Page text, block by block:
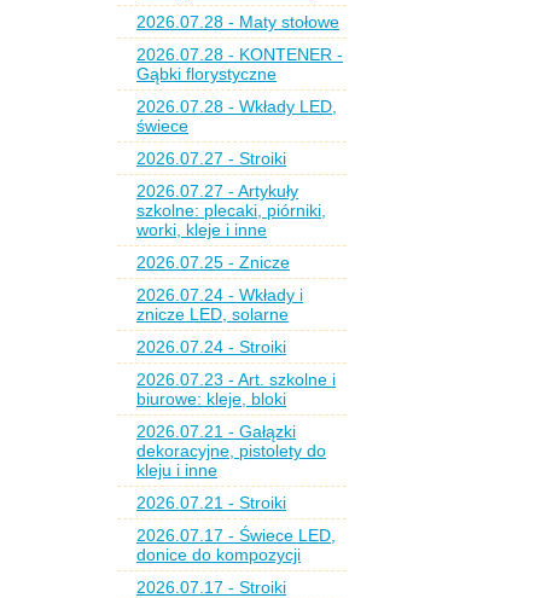
2026.07.28 - Maty stołowe
2026.07.28 - KONTENER -
Gąbki florystyczne
2026.07.28 - Wkłady LED,
świece
2026.07.27 - Stroiki
2026.07.27 - Artykuły
szkolne: plecaki, piórniki,
worki, kleje i inne
2026.07.25 - Znicze
2026.07.24 - Wkłady i
znicze LED, solarne
2026.07.24 - Stroiki
2026.07.23 - Art. szkolne i
biurowe: kleje, bloki
2026.07.21 - Gałązki
dekoracyjne, pistolety do
kleju i inne
2026.07.21 - Stroiki
2026.07.17 - Świece LED,
donice do kompozycji
2026.07.17 - Stroiki